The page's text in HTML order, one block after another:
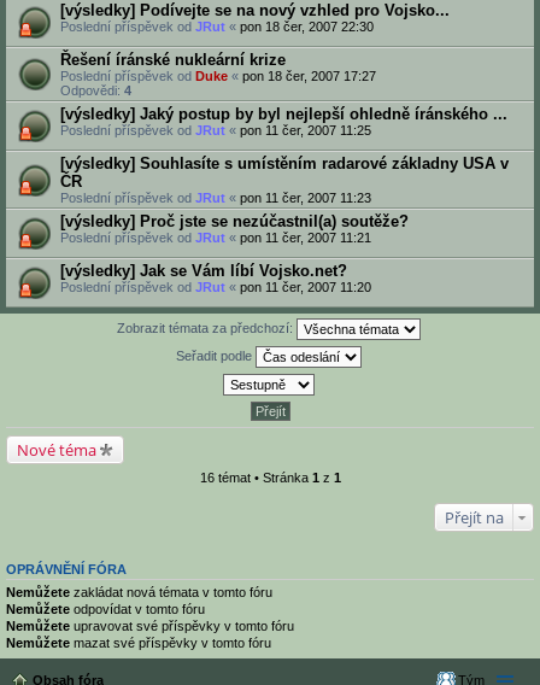
[výsledky] Podívejte se na nový vzhled pro Vojsko...
Poslední příspěvek od JRut « pon 18 čer, 2007 22:30
Řešení íránské nukleární krize
Poslední příspěvek od Duke « pon 18 čer, 2007 17:27
Odpovědi: 4
[výsledky] Jaký postup by byl nejlepší ohledně íránského ...
Poslední příspěvek od JRut « pon 11 čer, 2007 11:25
[výsledky] Souhlasíte s umístěním radarové základny USA v
ČR
Poslední příspěvek od JRut « pon 11 čer, 2007 11:23
[výsledky] Proč jste se nezúčastnil(a) soutěže?
Poslední příspěvek od JRut « pon 11 čer, 2007 11:21
[výsledky] Jak se Vám líbí Vojsko.net?
Poslední příspěvek od JRut « pon 11 čer, 2007 11:20
Zobrazit témata za předchozí:
Seřadit podle
Nové téma
16 témat • Stránka 1 z 1
Přejít na
OPRÁVNĚNÍ FÓRA
Nemůžete zakládat nová témata v tomto fóru
Nemůžete odpovídat v tomto fóru
Nemůžete upravovat své příspěvky v tomto fóru
Nemůžete mazat své příspěvky v tomto fóru
Obsah fóra Tým